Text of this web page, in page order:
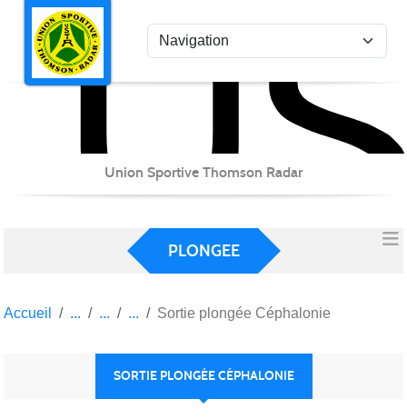
Union Sportive Thomson Radar
PLONGEE
Accueil Sortie plongée Céphalonie
SORTIE PLONGÉE CÉPHALONIE
Panneau de gestion des cookies